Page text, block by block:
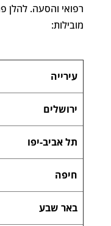
רפואי והסעה. להלן
מובילות:
עירייה
ירושלים
תל אביב-יפו
חיפה
באר שבע